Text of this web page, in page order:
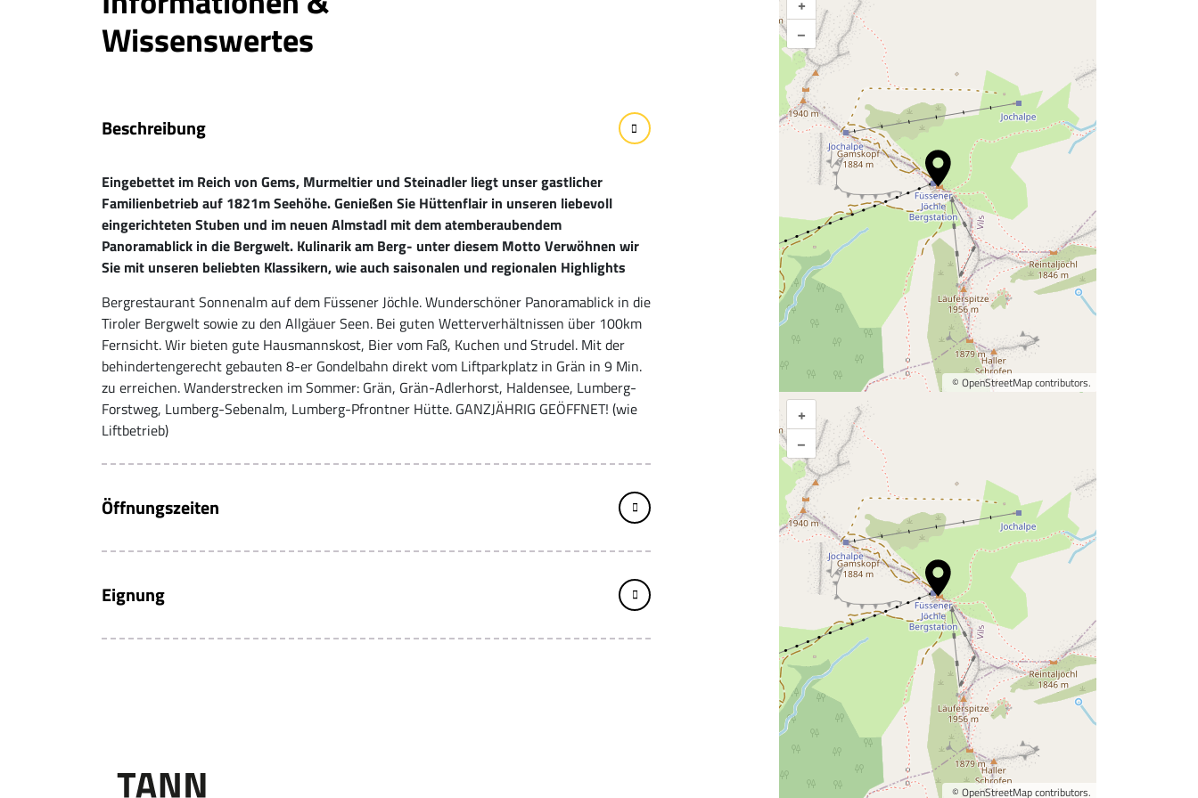
+
–
© OpenStreetMapcontributors.
+
–
© OpenStreetMapcontributors.
Wissenswertes
Beschreibung
Eingebettet im Reich von Gems, Murmeltier und Steinadler liegt unser gastlicher
Familienbetrieb auf 1821m Seehöhe. Genießen Sie Hüttenflair in unseren liebevoll
eingerichteten Stuben und im neuen Almstadl mit dem atemberaubendem
Panoramablick in die Bergwelt. Kulinarik am Berg- unter diesem Motto Verwöhnen wir
Sie mit unseren beliebten Klassikern, wie auch saisonalen und regionalen Highlights
Bergrestaurant Sonnenalm auf dem Füssener Jöchle. Wunderschöner Panoramablick in die
Tiroler Bergwelt sowie zu den Allgäuer Seen. Bei guten Wetterverhältnissen über 100km
Fernsicht. Wir bieten gute Hausmannskost, Bier vom Faß, Kuchen und Strudel. Mit der
behindertengerecht gebauten 8-er Gondelbahn direkt vom Liftparkplatz in Grän in 9 Min.
zu erreichen. Wanderstrecken im Sommer: Grän, Grän-Adlerhorst, Haldensee, Lumberg-
Forstweg, Lumberg-Sebenalm, Lumberg-Pfrontner Hütte. GANZJÄHRIG GEÖFFNET! (wie
Liftbetrieb)
Öffnungszeiten
Eignung